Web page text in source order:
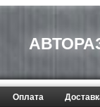
Оплата